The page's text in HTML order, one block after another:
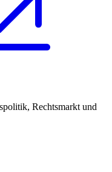
Rechtsmarkt und